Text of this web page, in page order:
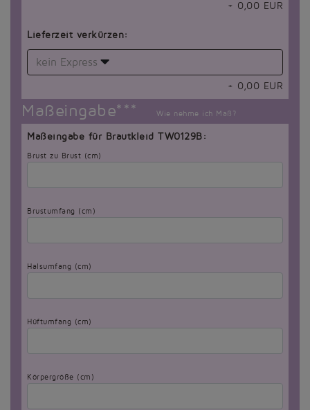
+ 0,00 EUR
Lieferzeit verkürzen:
kein Express
+ 0,00 EUR
Maßeingabe*** Wie nehme ich Maß?
Maßeingabe für Brautkleid TW0129B:
Brust zu Brust (cm)
Brustumfang (cm)
Halsumfang (cm)
Hüftumfang (cm)
Körpergröße (cm)